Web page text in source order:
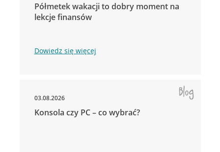
Półmetek wakacji to dobry moment na
lekcje finansów
Dowiedz się więcej
03.08.2026
Konsola czy PC – co wybrać?